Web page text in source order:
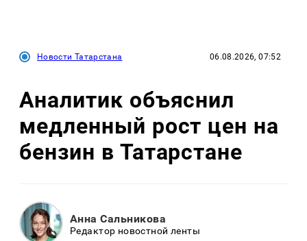
Новости Татарстана 06.08.2026, 07:52
Аналитик объяснил
медленный рост цен на
бензин в Татарстане
Анна Сальникова
Редактор новостной ленты